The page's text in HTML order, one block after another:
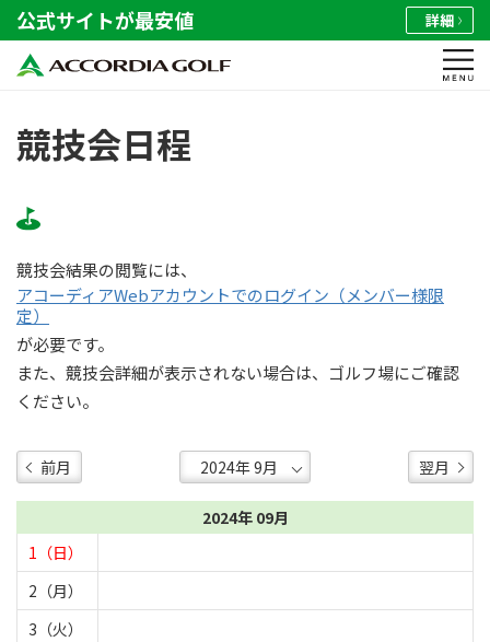
公式サイトが最安値 詳細
競技会日程
競技会結果の閲覧には、
アコーディアWebアカウントでのログイン（メンバー様限
定）
が必要です。
また、競技会詳細が表示されない場合は、ゴルフ場にご確認
ください。
前月 翌月
2024年 09月
1（日）
2（月）
3（火）